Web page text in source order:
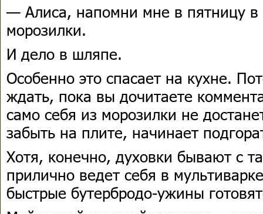
— Алиса, напомни мне в пятницу в
морозилки.
И дело в шляпе.
Особенно это спасает на кухне.
ждать, пока вы дочитаете
само себя из морозилки не
забыть на плите, начинает
Хотя, конечно, духовки бывают с
прилично ведет себя в
быстрые бутербродо-ужины